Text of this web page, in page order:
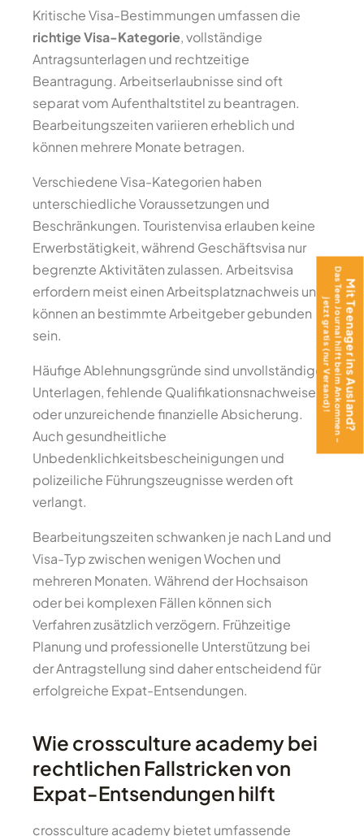
Kritische Visa-Bestimmungen umfassen die
richtige Visa-Kategorie, vollständige
Antragsunterlagen und rechtzeitige
Beantragung. Arbeitserlaubnisse sind oft
separat vom Aufenthaltstitel zu beantragen.
Bearbeitungszeiten variieren erheblich und
können mehrere Monate betragen.
Verschiedene Visa-Kategorien haben
unterschiedliche Voraussetzungen und
Beschränkungen. Touristenvisa erlauben keine
Erwerbstätigkeit, während Geschäftsvisa nur
begrenzte Aktivitäten zulassen. Arbeitsvisa
erfordern meist einen Arbeitsplatznachweis und
können an bestimmte Arbeitgeber gebunden
sein.
Häufige Ablehnungsgründe sind unvollständige
Unterlagen, fehlende Qualifikationsnachweise
oder unzureichende finanzielle Absicherung.
Auch gesundheitliche
Unbedenklichkeitsbescheinigungen und
polizeiliche Führungszeugnisse werden oft
verlangt.
Bearbeitungszeiten schwanken je nach Land und
Visa-Typ zwischen wenigen Wochen und
mehreren Monaten. Während der Hochsaison
oder bei komplexen Fällen können sich
Verfahren zusätzlich verzögern. Frühzeitige
Planung und professionelle Unterstützung bei
der Antragstellung sind daher entscheidend für
erfolgreiche Expat-Entsendungen.
Wie crossculture academy bei
rechtlichen Fallstricken von
Expat-Entsendungen hilft
crossculture academy bietet umfassende
Mit Teenager ins Ausland?
Das Teen Journal hilft beim Ankommen –
jetzt gratis (nur Versand)!